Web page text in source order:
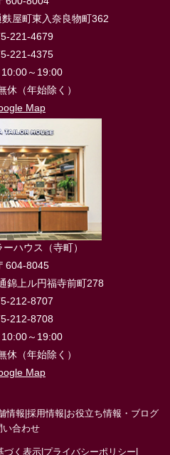
屋町東入奈良物町362
221-4679
221-4375
～19:00
休（年始除く）
Map
ハウス（寺町）
604-8045
錦上ル円福寺前町278
212-8707
212-8708
～19:00
休（年始除く）
Map
情報 採用情報 お役立ち情報・ブログ
い合わせ
づく表示| プライバシーポリシー